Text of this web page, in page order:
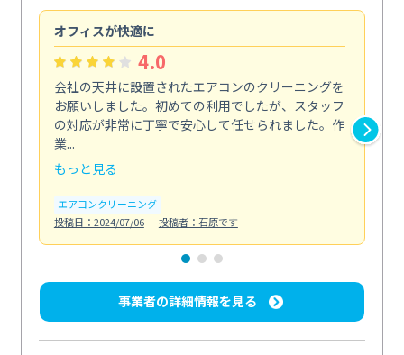
オフィスが快適に
4.0
会社の天井に設置されたエアコンのクリーニングを
お願いしました。初めての利用でしたが、スタッフ
の対応が非常に丁寧で安心して任せられました。作
業...
もっと見る
エアコンクリーニング
投稿日：2024/07/06
投稿者：石原です
事業者の詳細情報を見る